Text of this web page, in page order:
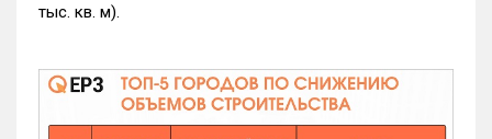
тыс. кв. м).